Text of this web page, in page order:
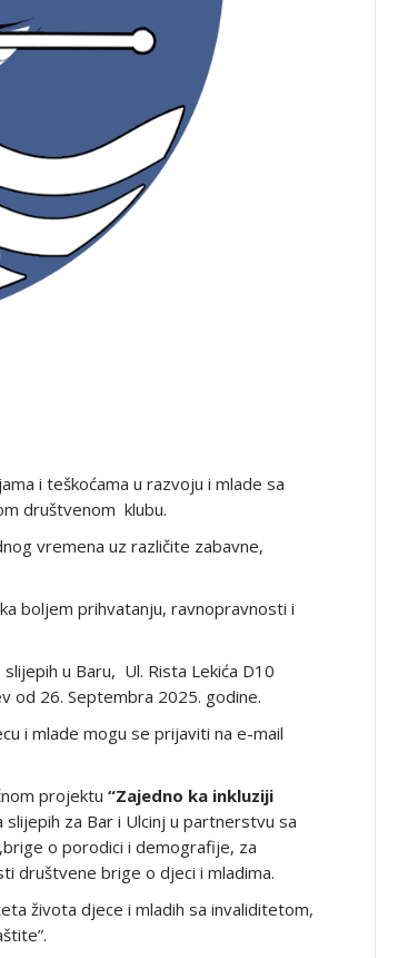
i teškoćama u razvoju i mlade sa
društvenom klubu.
vremena uz različite zabavne,
boljem prihvatanju, ravnopravnosti i
u Baru, Ul. Rista Lekića D10
od 26. Septembra 2025. godine.
i mlade mogu se prijaviti na e-mail
projektu “Zajedno ka inkluziji
za Bar i Ulcinj u partnerstvu sa
o porodici i demografije, za
društvene brige o djeci i mladima.
života djece i mladih sa invaliditetom,